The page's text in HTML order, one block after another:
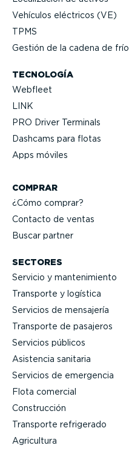
Vehículos eléctricos (VE)
TPMS
Gestión de la cadena de frío
TECNOLOGÍA
Webfleet
LINK
PRO Driver Terminals
Dashcams para flotas
Apps móviles
COMPRAR
¿Cómo comprar?
Contacto de ventas
Buscar partner
SECTORES
Servicio y mante­ni­miento
Transporte y logística
Servicios de mensajería
Transporte de pasajeros
Servicios públicos
Asistencia sanitaria
Servicios de emergencia
Flota comercial
Construcción
Transporte refrigerado
Agricultura